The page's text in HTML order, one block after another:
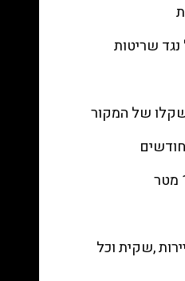
שריטות
של המקור
,שקית וכל